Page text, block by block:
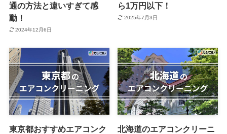
通の方法と違いすぎて感
動！
2024年12月6日
ら1万円以下！
2025年7月3日
東京都おすすめエアコンク
北海道のエアコンクリーニ